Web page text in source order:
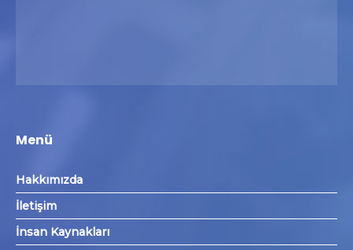
Menü
Hakkımızda
İletişim
İnsan Kaynakları